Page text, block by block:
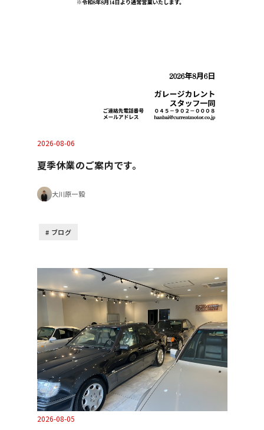
2026-08-06
夏季休業のご案内です。
大川原一毅
ブログ
2026-08-05